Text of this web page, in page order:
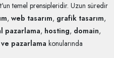
temel prensipleridir. Uzun süredir
, web tasarım, grafik tasarım,
pazarlama, hosting, domain,
pazarlama konularında